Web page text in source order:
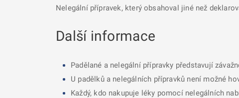
Nelegální přípravek, který obsahoval jiné než
Další informace
Padělané a nelegální přípravky představují
U padělků a nelegálních přípravků není možné
Každý, kdo nakupuje léky pomocí nelegálních